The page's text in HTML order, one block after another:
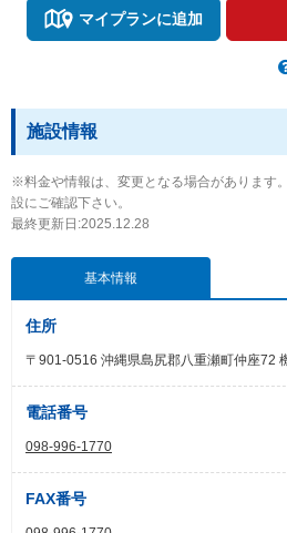
マイプランに追加
施設情報
※料金や情報は、変更となる場合があります
設にご確認下さい。
最終更新日:2025.12.28
基本情報
住所
〒901-0516 沖縄県島尻郡八重瀬町仲座72
電話番号
098-996-1770
FAX番号